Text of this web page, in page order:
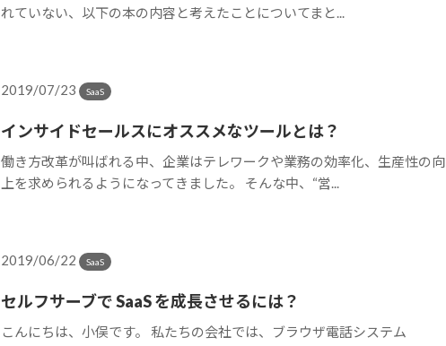
れていない、以下の本の内容と考えたことについてまと...
2019/07/23 SaaS
インサイドセールスにオススメなツールとは？
働き方改革が叫ばれる中、企業はテレワークや業務の効率化、生産性の向
上を求められるようになってきました。 そんな中、“営...
2019/06/22 SaaS
セルフサーブで SaaS を成長させるには？
こんにちは、小俣です。 私たちの会社では、ブラウザ電話システム